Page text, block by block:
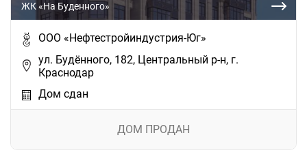
ЖК «На Буденного»
ООО «Нефтестройиндустрия-Юг»
ул. Будённого, 182, Центральный р-н, г.
Краснодар
Дом сдан
ДОМ ПРОДАН